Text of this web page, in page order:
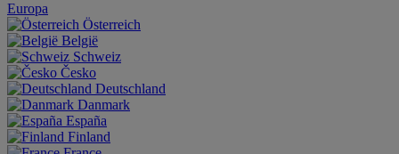
Europa
Österreich
België
Schweiz
Česko
Deutschland
Danmark
España
Finland